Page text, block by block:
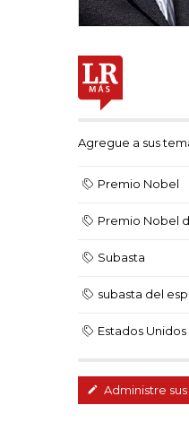
Agregue a sus
Premio Nobel
Premio Nobel
Subasta
subasta del
Estados Unidos
Administre